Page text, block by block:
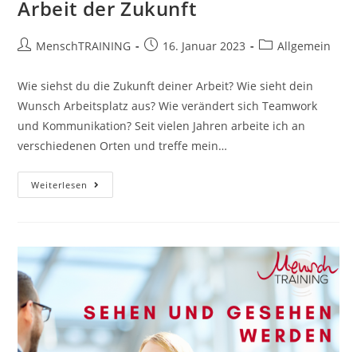
Arbeit der Zukunft
Beitrags-
MenschTRAINING
Beitrag16. Januar 2023
Beitrags-
Allgemein
Wie siehst du die Zukunft deiner Arbeit? Wie sieht dein
Wunsch Arbeitsplatz aus? Wie verändert sich Teamwork
und Kommunikation? Seit vielen Jahren arbeite ich an
verschiedenen Orten und treffe mein…
Weiterlesen Arbeit
Der